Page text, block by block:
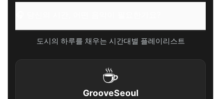
도시의 하루를 채우는 시간대별 플레이리스트
☕
GrooveSeoul